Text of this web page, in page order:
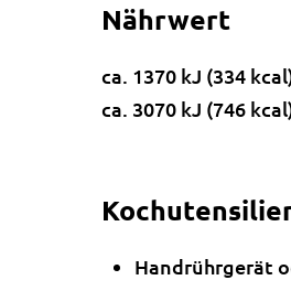
Nährwert
ca. 1370 kJ (334
ca. 3070 kJ (746
Handrührgerät